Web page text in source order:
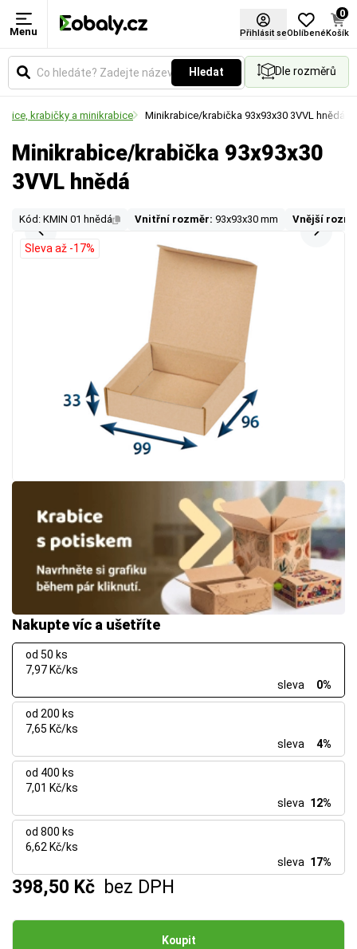
Menu Přihlásit seOblíbené
0
Košík
Hledat Dle rozměrů
krabičky a minikrabice Minikrabice/krabička 93x93x30 3VVL hnědá
Minikrabice/krabička 93x93x30
3VVL hnědá
Kód: KMIN 01 hnědá Vnitřní rozměr: 93x93x30 mm Vnější
Nakupte víc a ušetříte
od 50 ks
7,97 Kč/ks
sleva
0%
od 200 ks
7,65 Kč/ks
sleva
4%
od 400 ks
7,01 Kč/ks
sleva 12%
od 800 ks
6,62 Kč/ks
sleva 17%
398,50 Kč bez DPH
Koupit
Sleva až -17%